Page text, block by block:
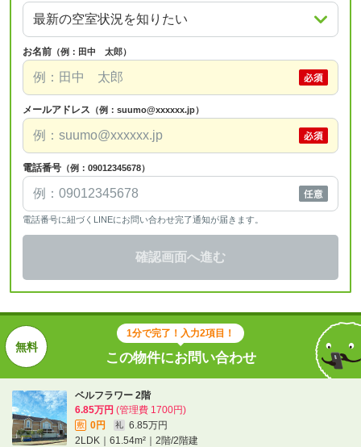
お名前 （例：田中 太郎）
メールアドレス （例：suumo@xxxxxx.jp）
電話番号 （例：09012345678）
電話番号に紐づくLINEにお問い合わせ完了通知が届きます。
確認画面へ進む
1分で完了！入力2項目！
この物件にお問い合わせ
ベルフラワー 2階
6.85万円 (管理費 1700円)
敷 0円 礼
6.85万円
2LDK｜61.54m²｜2階/2階建